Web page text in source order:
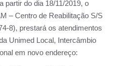
partir do dia 18/11/2019, o
– Centro de Reabilitação S/S
8), prestará os atendimentos
Unimed Local, Intercâmbio
em novo endereço: